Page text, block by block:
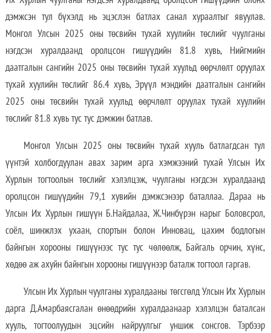
дэмжсэн тул бүхэлд нь эцэслэн батлах санал хураалтыг явуулав.
Монгол Улсын 2025 оны төсвийн тухай хуулийн төслийг чуулганы
нэгдсэн хуралдаанд оролцсон гишүүдийн 81.8 хувь, Нийгмийн
даатгалын сангийн 2025 оны төсвийн тухай хуульд өөрчлөлт оруулах
тухай хуулийн төслийг 86.4 хувь, Эрүүл мэндийн даатгалын сангийн
2025 оны төсвийн тухай хуульд өөрчлөлт оруулах тухай хуулийн
төслийг 81.8 хувь тус тус дэмжин батлав.
Монгол Улсын 2025 оны төсвийн тухай хууль батлагдсан тул
үүнтэй холбогдуулан авах зарим арга хэмжээний тухай Улсын Их
Хурлын тогтоолын төслийг хэлэлцэж, чуулганы нэгдсэн хуралдаанд
оролцсон гишүүдийн 79,1 хувийн дэмжсэнээр баталлаа. Дараа нь
Улсын Их Хурлын гишүүн Б.Найдалаа, Ж.Чинбүрэн нарыг Боловсрол,
соёл, шинжлэх ухаан, спортын болон Инновац, цахим бодлогын
байнгын хорооны гишүүнээс тус тус чөлөөлж, Байгаль орчин, хүнс,
хөдөө аж ахуйн байнгын хорооны гишүүнээр баталж тогтоол гаргав.
Улсын Их Хурлын чуулганы хуралдааны төгсгөлд Улсын Их Хурлын
дарга Д.Амарбаясгалан өнөөдрийн хуралдаанаар хэлэлцэн баталсан
хууль, тогтоолуудын эцсийн найруулгыг уншиж сонсгов. Тэрбээр